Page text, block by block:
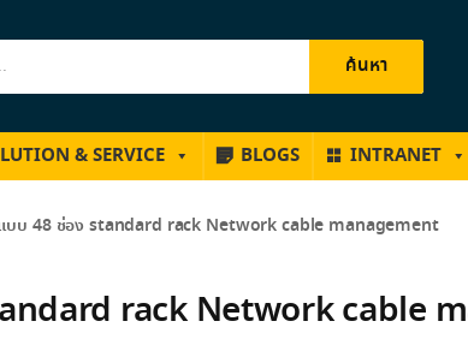
ค้นหา
& SERVICE BLOGS INTRANET
บบ 48 ช่อง standard rack Network cable management
rack Network cable